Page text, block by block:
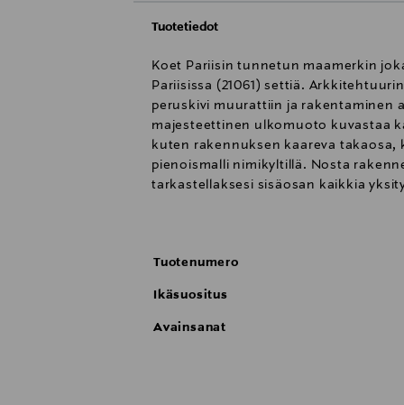
Tuotetiedot
Koet Pariisin tunnetun maamerkin
Pariisissa (21061) settiä.
peruskivi muurattiin ja rakentaminen
majesteettinen ulkomuoto kuvastaa
kuten rakennuksen kaareva
pienoismalli nimikyltillä. Nosta
tarkastellaksesi sisäosan kaikkia
Tuotenumero
Ikäsuositus
Avainsanat